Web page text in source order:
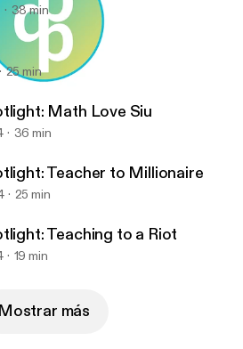
38 min
Rt.Invests
25 min
Math Love Siu
36 min
Teacher to Millionaire
25 min
Teaching to a Riot
19 min
Mostrar más